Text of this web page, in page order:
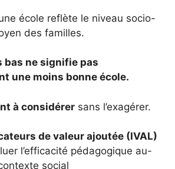
école reflète le niveau socio-
des familles.
bas ne signifie pas
une moins bonne école.
à considérer sans l’exagérer.
de valeur ajoutée (IVAL)
l’efficacité pédagogique au-
social